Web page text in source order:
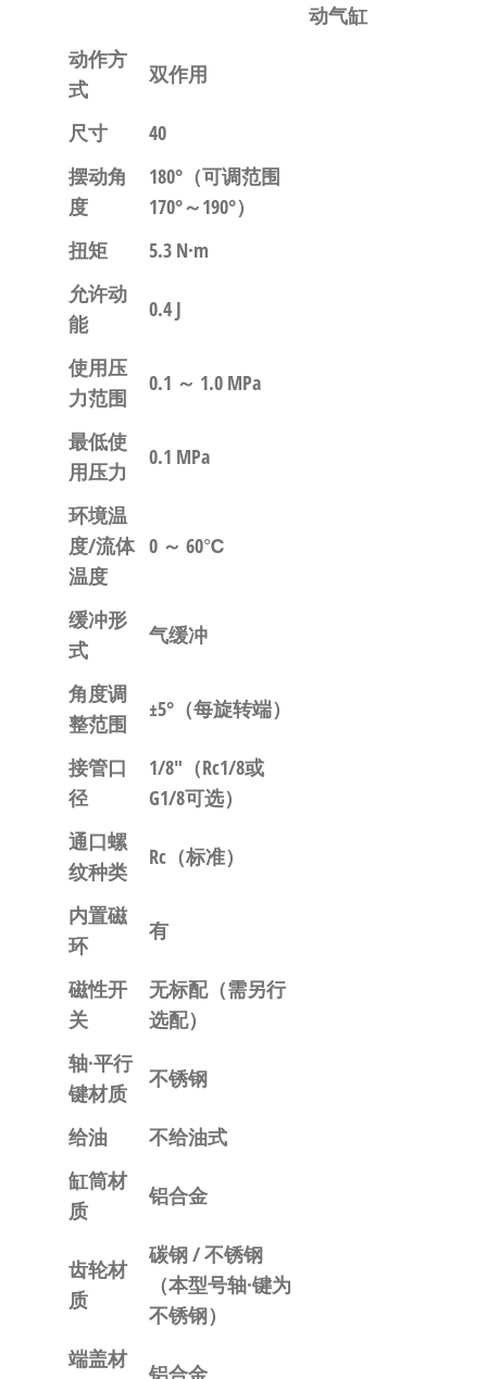
动气缸
动作方
式
双作用
尺寸
40
摆动角
度
180°（可调范围
170°～190°）
扭矩
5.3 N·m
允许动
能
0.4 J
使用压
力范围
0.1 ～ 1.0 MPa
最低使
用压力
0.1 MPa
环境温
度/流体
温度
0 ～ 60℃
缓冲形
式
气缓冲
角度调
整范围
±5°（每旋转端）
接管口
径
1/8″ （Rc1/8或
G1/8可选）
通口螺
纹种类
Rc（标准）
内置磁
环
有
磁性开
关
无标配（需另行
选配）
轴·平行
键材质
不锈钢
给油
不给油式
缸筒材
质
铝合金
齿轮材
质
碳钢 / 不锈钢
（本型号轴·键为
不锈钢）
端盖材